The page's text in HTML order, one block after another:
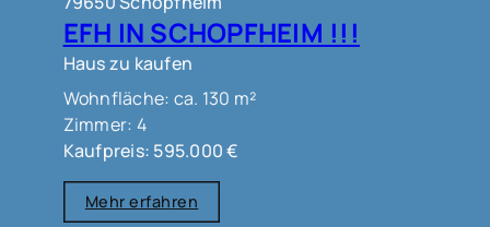
EFH IN SCHOPFHEIM !!!
Haus zu kaufen
Wohnfläche: ca. 130 m²
Zimmer: 4
Kaufpreis: 595.000 €
Mehr erfahren